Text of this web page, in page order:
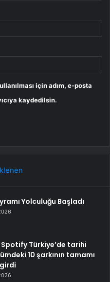
için adım, e-posta
kaydedilsin.
Yolculuğu Başladı
Spotify Türkiye’de tarihi
10 şarkının tamamı